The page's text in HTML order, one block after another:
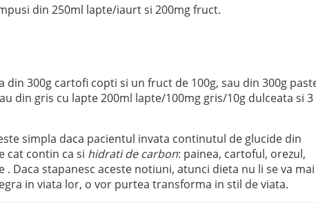
din 250ml lapte/iaurt si 200mg fruct.
din 300g cartofi copti si un fruct de 100g, sau din 300g
din gris cu lapte 200ml lapte/100mg gris/10g dulceata si 3
simpla daca pacientul invata continutul de glucide din
cat contin ca si hidrati de carbon: painea, cartoful, orezul,
Daca stapanesc aceste notiuni, atunci dieta nu li se va mai
in viata lor, o vor purtea transforma in stil de viata.